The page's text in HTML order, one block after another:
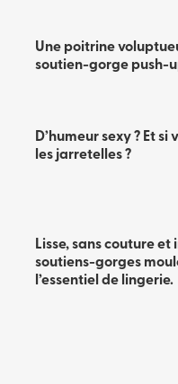
Une poitrine
soutien-gorge push-
D’humeur sexy ? Et si
les jarretelles ?
Lisse, sans couture et
soutiens-gorges
l’essentiel de lingerie. ​